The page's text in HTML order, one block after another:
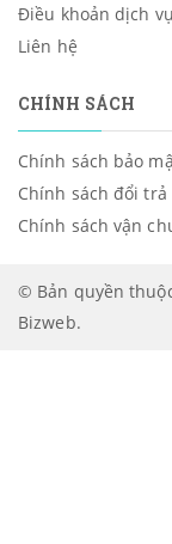
Điều khoản dịch vụ
Liên hệ
CHÍNH SÁCH
Chính sách bảo
Chính sách đổi trả
Chính sách vận
© Bản quyền
Bizweb.